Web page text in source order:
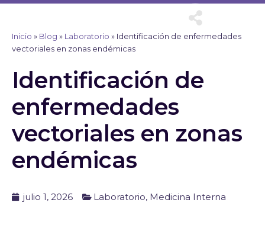
Ir
Inicio » Blog » Laboratorio » Identificación de enfermedades
vectoriales en zonas endémicas
Identificación de
enfermedades
vectoriales en zonas
endémicas
julio 1, 2026 Laboratorio, Medicina Interna